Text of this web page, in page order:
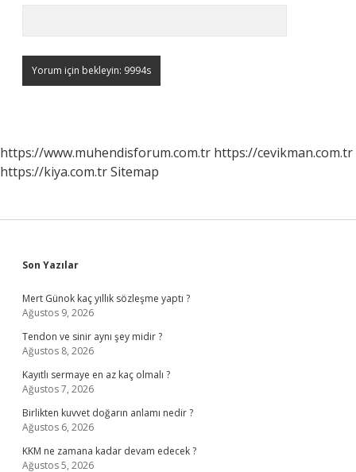
https://www.muhendisforum.com.tr https://cevikman.com.tr
https://kiya.com.trSitemap
Sidebar
Son Yazılar
Mert Günok kaç yıllık sözleşme yaptı ?
Ağustos 9, 2026
Tendon ve sinir aynı şey midir ?
Ağustos 8, 2026
Kayıtlı sermaye en az kaç olmalı ?
Ağustos 7, 2026
Birlikten kuvvet doğarın anlamı nedir ?
Ağustos 6, 2026
KKM ne zamana kadar devam edecek ?
Ağustos 5, 2026